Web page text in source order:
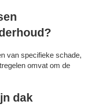
van specifieke schade,
omvat om de
dak